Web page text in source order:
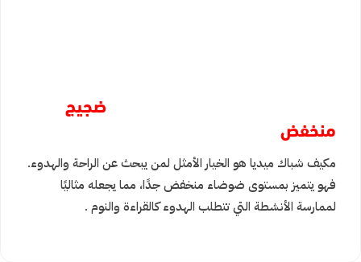
ضجيج
منخفض
مكيف شباك ميديا هو الخيار الأمثل لمن يبحث عن الراحة والهدوء.
فهو يتميز بمستوى ضوضاء منخفض جدًا، مما يجعله مثاليًا
لممارسة الأنشطة التي تتطلب الهدوء كالقراءة والنوم .